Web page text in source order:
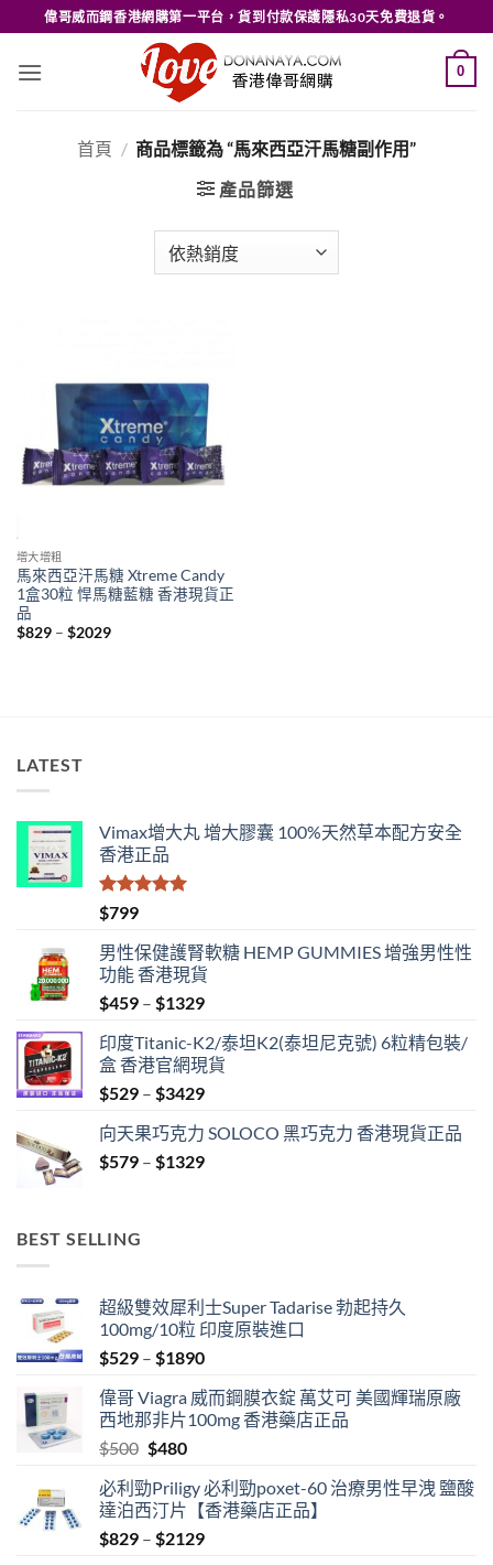
to
content
偉哥威而鋼香港網購第一平台，貨到付款保護隱私30天免費退貨。
0
首頁 / 商品標籤為 “馬來西亞汗馬糖副作用”
產品篩選
增大增粗
馬來西亞汗馬糖 Xtreme Candy
1盒30粒 悍馬糖藍糖 香港現貨正
品
$829 – $2029Price
LATEST
Vimax增大丸 增大膠囊 100%天然草本配方安全
香港正品
評分
滿分 5
$799
男性保健護腎軟糖 HEMP GUMMIES 增強男性性
功能 香港現貨
$459 – $1329Price
$459
through
$1329
印度Titanic-K2/泰坦K2(泰坦尼克號) 6粒精包裝/
盒 香港官網現貨
$529 – $3429Price
$529
through
向天果巧克力 SOLOCO 黑巧克力 香港現貨正品
$579 – $1329Price
BEST SELLING
超級雙效犀利士Super Tadarise 勃起持久
100mg/10粒 印度原裝進口
$529 – $1890Price
$529
through
偉哥 Viagra 威而鋼膜衣錠 萬艾可 美國輝瑞原廠
西地那非片100mg 香港藥店正品
$500 Original
was:
$500.
$480Current
is:
$480.
必利勁Priligy 必利勁poxet-60 治療男性早洩 鹽酸
達泊西汀片【香港藥店正品】
$829 – $2129Price